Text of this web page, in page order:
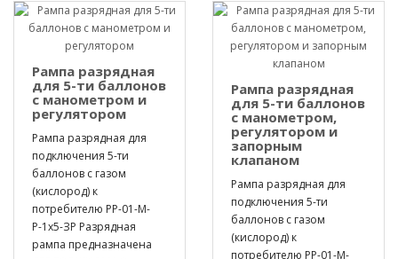
Рампа разрядная
для 5-ти баллонов
с манометром и
регулятором
Рампа разрядная для
подключения 5-ти
баллонов с газом
(кислород) к
потребителю РР-01-М-
Р-1х5-ЗР Разрядная
рампа предназначена
Рампа разрядная
для 5-ти баллонов
с манометром,
регулятором и
запорным
клапаном
Рампа разрядная для
подключения 5-ти
баллонов с газом
(кислород) к
потребителю РР-01-М-